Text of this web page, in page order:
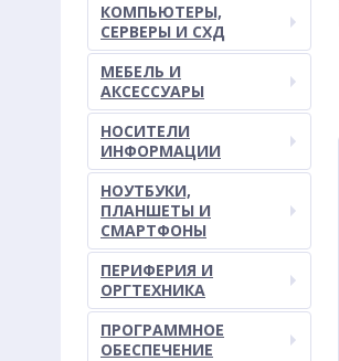
КОМПЬЮТЕРЫ,
СЕРВЕРЫ И СХД
МЕБЕЛЬ И
АКСЕССУАРЫ
НОСИТЕЛИ
ИНФОРМАЦИИ
НОУТБУКИ,
ПЛАНШЕТЫ И
СМАРТФОНЫ
ПЕРИФЕРИЯ И
ОРГТЕХНИКА
ПРОГРАММНОЕ
ОБЕСПЕЧЕНИЕ